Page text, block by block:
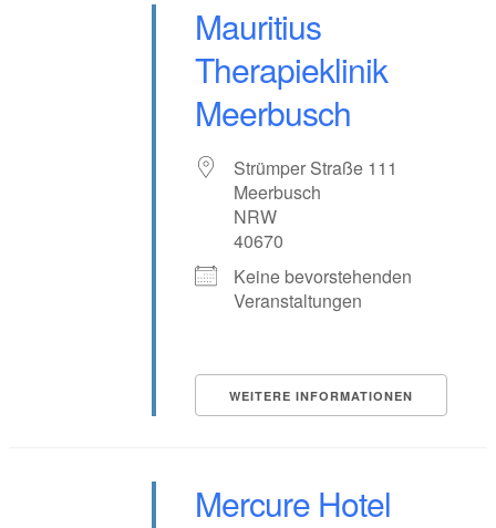
Mauritius
Therapieklinik
Meerbusch
Strümper Straße 111
Meerbusch
NRW
40670
Keine bevorstehenden
Veranstaltungen
WEITERE INFORMATIONEN
Mercure Hotel